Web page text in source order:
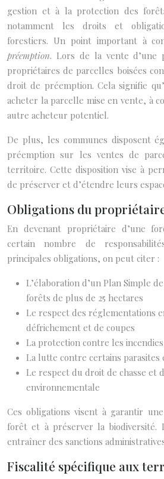
gestion et à la protection des
notamment les droits et
forestiers. Un point important à
préemption. Lors de la vente d’une
propriétaires de parcelles boisées
droit de préemption. Cela signifie
acheter la parcelle mise en vente, à
autre acheteur potentiel.
De plus, les communes disposent
préemption sur les ventes de
territoire. Cette disposition vise à
de préserver et d’étendre leurs
Obligations du
En devenant propriétaire d’une
certain nombre de
principales obligations, on peut citer :
L’élaboration d’un Plan Simple
forêts de plus de 25 hectares
Le respect des réglementations
défrichement et de coupes
La protection contre les
La lutte contre certains parasites
Le respect du droit de chasse et
environnementale
Ces obligations visent à garantir
forêt et à préserver la biodiversité.
entraîner des sanctions
Fiscalité spécifique aux